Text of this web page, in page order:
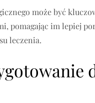
może być
pomagając im lepiej
leczenia.